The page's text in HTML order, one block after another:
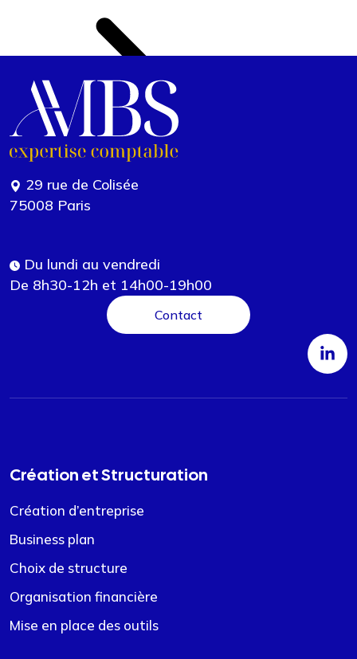
29 rue de Colisée
75008 Paris
Du lundi au vendredi
De 8h30-12h et 14h00-19h00
Contact
Création et Structuration
Création d’entreprise
Business plan
Choix de structure
Organisation financière
Mise en place des outils